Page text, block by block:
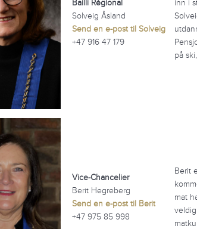
Bailli Régional
Solveig Åsland
Send en e-post til Solveig
+47 916 47 179
inn i
på
Vice-Chancelier
Berit Hegreberg
Send en e-post til Berit
+47 975 85 998
Berit
mat